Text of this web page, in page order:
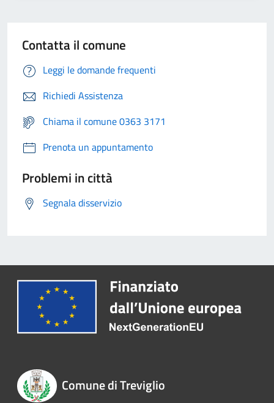
Contatta il comune
Leggi le domande frequenti
Richiedi Assistenza
Chiama il comune 0363 3171
Prenota un appuntamento
Problemi in città
Segnala disservizio
Comune di Treviglio